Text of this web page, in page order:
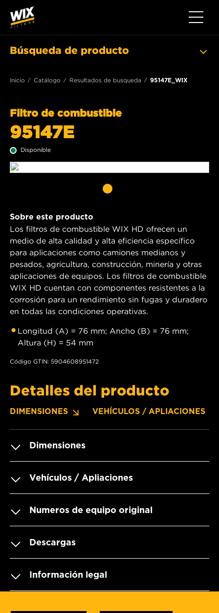
Toggle
Búsqueda de producto
Inicio Catálogo Resultados de busqueda 95147E_WIX
Filtro de combustible
95147E
Disponible
Sobre este producto
Los filtros de combustible WIX HD ofrecen un
medio de alta calidad y alta eficiencia específico
para aplicaciones como camiones medianos y
pesados, agricultura, construcción, minería y otras
aplicaciones de equipos. Los filtros de combustible
WIX HD cuentan con componentes resistentes a la
corrosión para un rendimiento sin fugas y duradero
en todas las condiciones operativas.
Longitud (A) = 76 mm; Ancho (B) = 76 mm;
Altura (H) = 54 mm
Código GTIN: 5904608951472
Detalles del producto
DIMENSIONES VEHÍCULOS / APLIACIONES
Dimensiones
Vehículos / Apliaciones
Numeros de equipo original
Descargas
Información legal